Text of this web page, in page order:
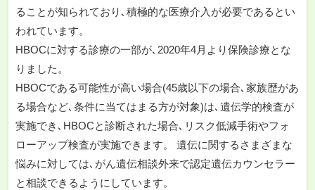
ることが知られており､積極的な医療介入が必要であるとい
われています。
HBOCに対する診療の一部が､2020年4月より保険診療とな
りました。
HBOCである可能性が高い場合(45歳以下の場合､家族歴があ
る場合など､条件に当てはまる方が対象)は､遺伝学的検査が
実施でき､HBOCと診断された場合､リスク低減手術やフォ
ローアップ検査が実施できます。 遺伝に関するさまざまな
悩みに対しては､がん遺伝相談外来で認定遺伝カウンセラー
と相談できるようにしています。